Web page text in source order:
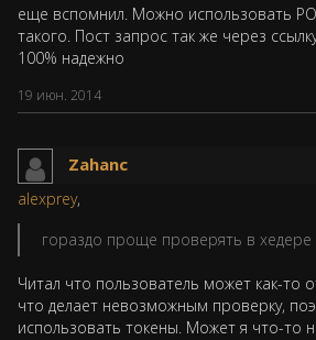
еще вспомнил. Можно использовать
такого. Пост запрос так же через
100% надежно
19 июн. 2014
Zahanc
alexprey,
гораздо проще проверять в хедере
Читал что пользователь может как-то
что делает невозможным проверку,
использовать токены. Может я что-то